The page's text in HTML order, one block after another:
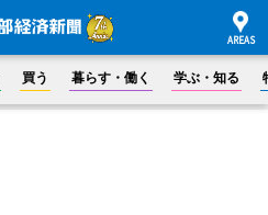
買う 暮らす・働く 学ぶ・知る